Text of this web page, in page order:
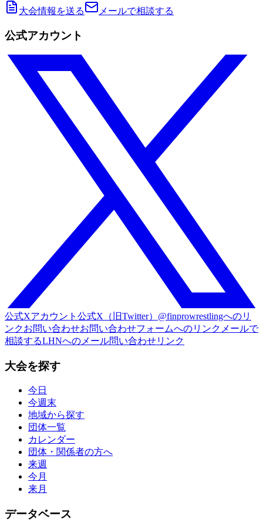
大会情報を送る メールで相談する
公式アカウント
公式Xアカウント 公式X（旧Twitter）@finprowrestlingへのリ
ンクお問い合わせお問い合わせフォームへのリンク メールで
相談するLHNへのメール問い合わせリンク
大会を探す
今日
今週末
地域から探す
団体一覧
カレンダー
団体・関係者の方へ
来週
今月
来月
データベース